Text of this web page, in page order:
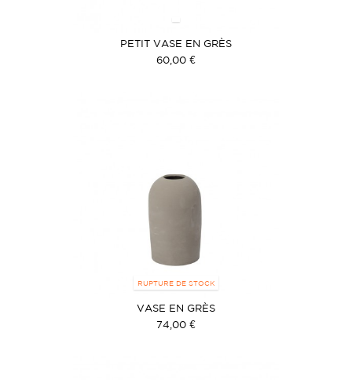
PETIT VASE EN GRÈS
60,00 €
RUPTURE DE STOCK
VASE EN GRÈS
74,00 €